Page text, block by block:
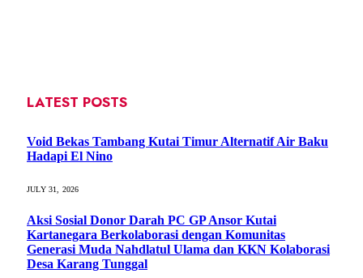
LATEST POSTS
Void Bekas Tambang Kutai Timur Alternatif Air Baku
Hadapi El Nino
JULY 31, 2026
Aksi Sosial Donor Darah PC GP Ansor Kutai
Kartanegara Berkolaborasi dengan Komunitas
Generasi Muda Nahdlatul Ulama dan KKN Kolaborasi
Desa Karang Tunggal